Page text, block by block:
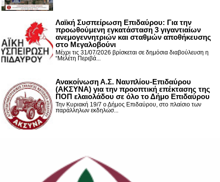
Λαϊκή Συσπείρωση Επιδαύρου: Για την
προωθούμενη εγκατάσταση 3 γιγαντιαίων
ανεμογεννητριών και σταθμών αποθήκευσης
στο Μεγαλοβούνι
Μέχρι τις 31/07/2026 βρίσκεται σε δημόσια διαβούλευση η
“Μελέτη Περιβά...
Ανακοίνωση Α.Σ. Ναυπλίου-Επιδαύρου
(ΑΚΣΥΝΑ) για την προοπτική επέκτασης της
ΠΟΠ ελαιολάδου σε όλο το Δήμο Επιδαύρου
Την Κυριακή 19/7 ο Δήμος Επιδαύρου, στο πλαίσιο των
παράλληλων εκδηλώσ...